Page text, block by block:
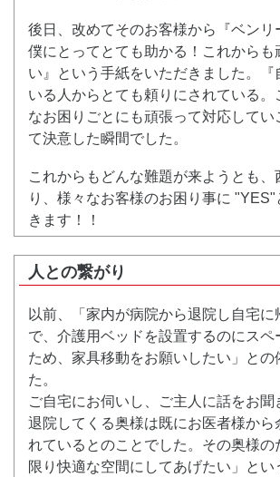
後日、改めてそのお客様から『ベンリ
僕にとってとても助かる！これからも
い』という手紙をいただきました。『
いる人からとても頼りにされている。
なお困りごとにも頑張って対応してい
て決意した瞬間でした。
これからもどんな難題が来ようとも、
り、様々なお客様のお困り事に
きます！！
人との繋がり
以前、「家内が病院から退院し自宅に
で、介護用ベッドを設置するのにスペ
ため、家具移動をお願いしたい」との
た。
ご自宅にお伺いし、ご主人に話をお聞
退院してくる奥様は既にお医者様から
れているとのことでした。その奥様の
限り快適な空間にしてあげたい」とい